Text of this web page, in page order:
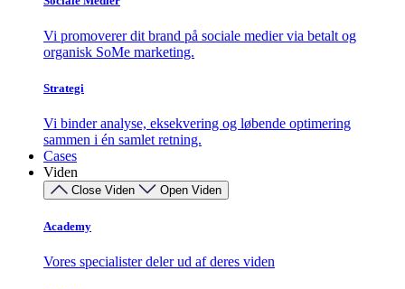
Vi promoverer dit brand på sociale medier via betalt og
organisk SoMe marketing.
Strategi
Vi binder analyse, eksekvering og løbende optimering
sammen i én samlet retning.
Cases
Viden
Close Viden Open Viden
Academy
Vores specialister deler ud af deres viden